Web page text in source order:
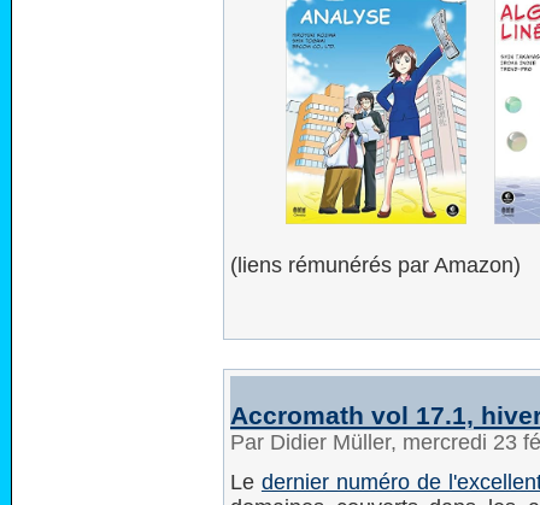
(liens rémunérés par Amazon)
Accromath vol 17.1,
Par Didier Müller, mercredi 23
Le dernier numéro de